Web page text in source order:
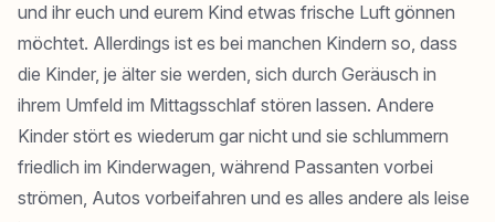
und ihr euch und eurem Kind etwas frische Luft gönnen
möchtet. Allerdings ist es bei manchen Kindern so, dass
die Kinder, je älter sie werden, sich durch Geräusch in
ihrem Umfeld im Mittagsschlaf stören lassen. Andere
Kinder stört es wiederum gar nicht und sie schlummern
friedlich im Kinderwagen, während Passanten vorbei
strömen, Autos vorbeifahren und es alles andere als leise